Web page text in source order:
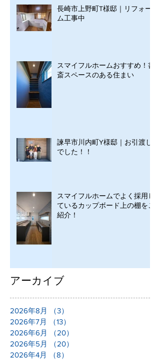
長崎市上野町T様邸｜リフォー
ム工事中
スマイフルホームおすすめ！書
斎スペースのある住まい
諫早市川内町Y様邸｜お引渡し
でした！！
スマイフルホームでよく採用し
ているカップボード上の棚をご
紹介！
アーカイブ
2026年8月 （3）
2026年7月
（13）
2026年6月
（20）
2026年5月
（20）
2026年4月
（8）